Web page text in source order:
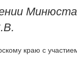
краю с